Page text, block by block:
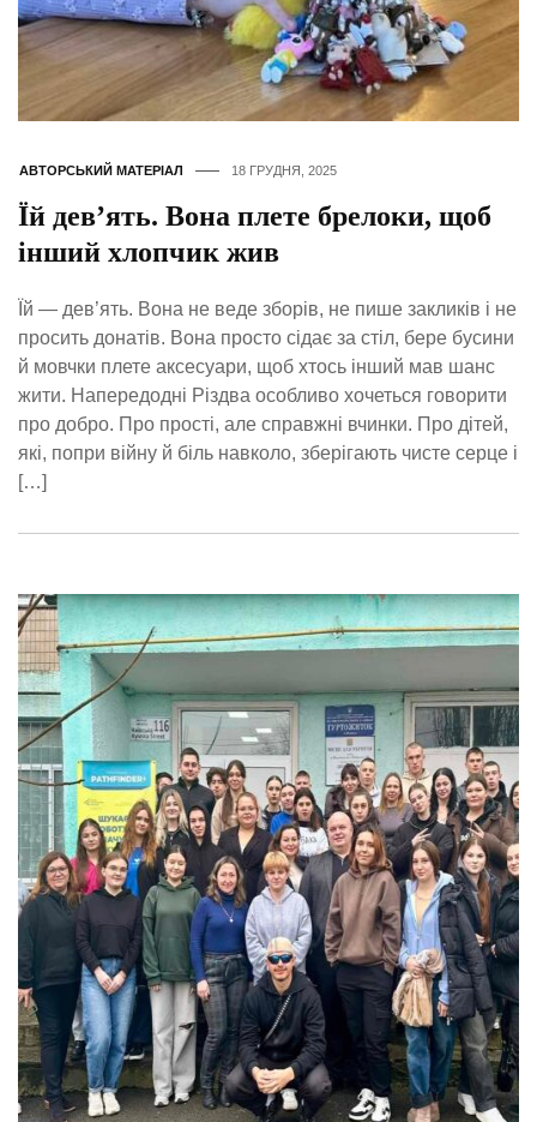
АВТОРСЬКИЙ МАТЕРІАЛ 18 ГРУДНЯ, 2025
Їй дев’ять. Вона плете брелоки, щоб
інший хлопчик жив
Їй — дев’ять. Вона не веде зборів, не пише закликів і не
просить донатів. Вона просто сідає за стіл, бере бусини
й мовчки плете аксесуари, щоб хтось інший мав шанс
жити. Напередодні Різдва особливо хочеться говорити
про добро. Про прості, але справжні вчинки. Про дітей,
які, попри війну й біль навколо, зберігають чисте серце і
[…]